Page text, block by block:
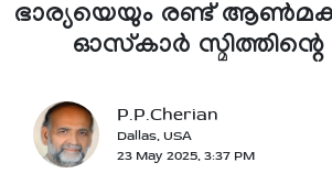
ഭാര്യയെയും രണ്ട്
ഓസ്‌കാർ സ്മിത്തിന്റെ
P.P.Cherian
Dallas, USA
23 May 2025, 3:37 PM